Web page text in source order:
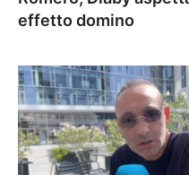
effetto domino